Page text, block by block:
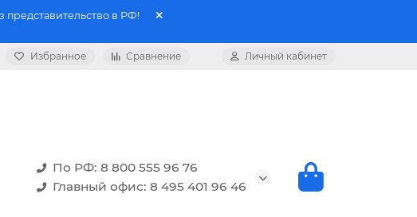
в РФ!
Избранное Сравнение Личный кабинет
По РФ: 8 800 555 96 76
Главный офис: 8 495 401 96 46